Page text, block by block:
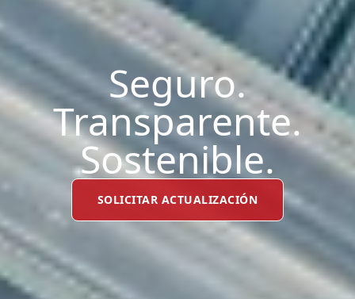
Seguro.
Transparente.
Sostenible.
SOLICITAR ACTUALIZACIÓN